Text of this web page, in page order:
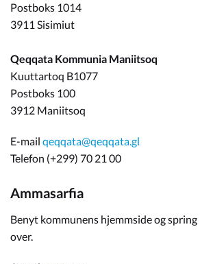
Postboks 1014
3911 Sisimiut
Qeqqata Kommunia Maniitsoq
Kuuttartoq B1077
Postboks 100
3912 Maniitsoq
E-mail qeqqata@qeqqata.gl
Telefon (+299) 70 21 00
Ammasarfia
Benyt kommunens hjemmside og
over.